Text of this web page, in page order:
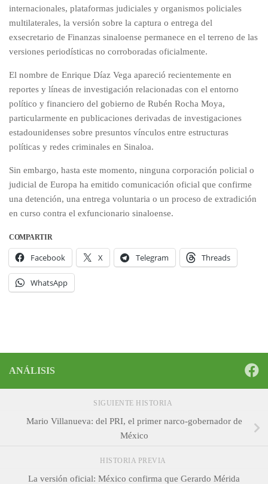
internacionales, plataformas judiciales y organismos policiales
multilaterales, la versión sobre la captura o entrega del
exsecretario de Finanzas sinaloense permanece en el terreno de las
versiones periodísticas no corroboradas oficialmente.
El nombre de Enrique Díaz Vega apareció recientemente en
reportes y líneas de investigación relacionadas con el entorno
político y financiero del gobierno de Rubén Rocha Moya,
particularmente en publicaciones derivadas de investigaciones
estadounidenses sobre presuntos vínculos entre estructuras
políticas y redes criminales en Sinaloa.
Sin embargo, hasta este momento, ninguna corporación policial o
judicial de Europa ha emitido comunicación oficial que confirme
una detención, una entrega voluntaria o un proceso de extradición
en curso contra el exfuncionario sinaloense.
COMPARTIR
Facebook X Telegram Threads
WhatsApp
ANÁLISIS
SIGUIENTE HISTORIA
Mario Villanueva: del PRI, el primer narco-gobernador de
México
HISTORIA PREVIA
La versión oficial: México confirma que Gerardo Mérida